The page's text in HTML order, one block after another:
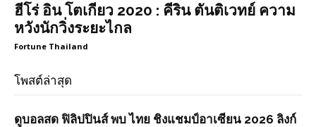
ฮีโร่ อิน โตเกียว 2020 : คีริน ตันติเวทย์ ความ
หวังนักวิ่งระยะไกล
Fortune Thailand
โพสต์ล่าสุด
ดูบอลสด ฟิลิปปินส์ พบ ไทย ชิงแชมป์อาเซียน 2026 ลิงก์